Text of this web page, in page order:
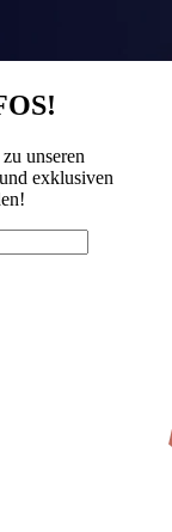
unseren
exklusiven